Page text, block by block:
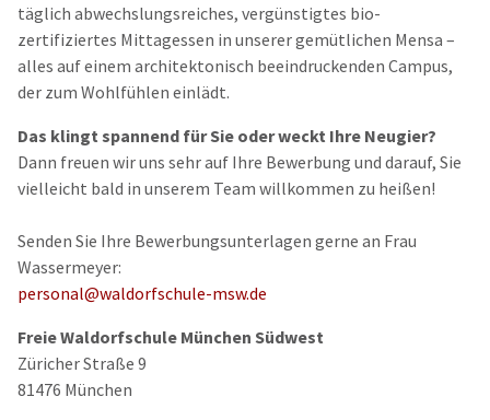
täglich abwechslungsreiches, vergünstigtes bio-
zertifiziertes Mittagessen in unserer gemütlichen Mensa –
alles auf einem architektonisch beeindruckenden Campus,
der zum Wohlfühlen einlädt.
Das klingt spannend für Sie oder weckt Ihre Neugier?
Dann freuen wir uns sehr auf Ihre Bewerbung und darauf, Sie
vielleicht bald in unserem Team willkommen zu heißen!
Senden Sie Ihre Bewerbungsunterlagen gerne an Frau
Wassermeyer:
personal@waldorfschule-msw.de
Freie Waldorfschule München Südwest
Züricher Straße 9
81476 München